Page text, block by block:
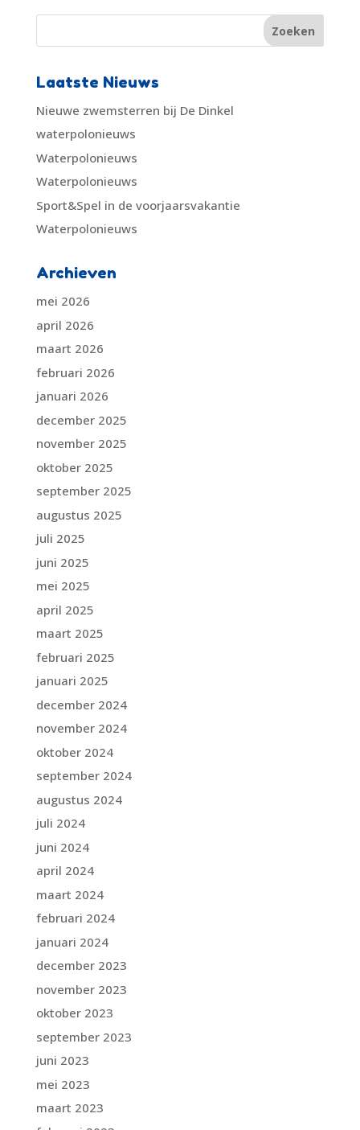
Laatste Nieuws
Nieuwe zwemsterren bij De Dinkel
waterpolonieuws
Waterpolonieuws
Waterpolonieuws
Sport&Spel in de voorjaarsvakantie
Waterpolonieuws
Archieven
mei 2026
april 2026
maart 2026
februari 2026
januari 2026
december 2025
november 2025
oktober 2025
september 2025
augustus 2025
juli 2025
juni 2025
mei 2025
april 2025
maart 2025
februari 2025
januari 2025
december 2024
november 2024
oktober 2024
september 2024
augustus 2024
juli 2024
juni 2024
april 2024
maart 2024
februari 2024
januari 2024
december 2023
november 2023
oktober 2023
september 2023
juni 2023
mei 2023
maart 2023